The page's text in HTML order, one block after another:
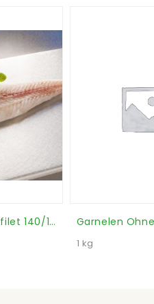
Alaska Seelachsfilet 140/160 G (Karton)
1 kg